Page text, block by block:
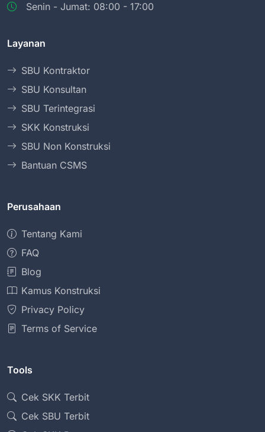
Senin - Jumat: 08:00 - 17:00
Layanan
SBU Kontraktor
SBU Konsultan
SBU Terintegrasi
SKK Konstruksi
SBU Non Konstruksi
Bantuan CSMS
Perusahaan
Tentang Kami
FAQ
Blog
Kamus Konstruksi
Privacy Policy
Terms of Service
Tools
Cek SKK Terbit
Cek SBU Terbit